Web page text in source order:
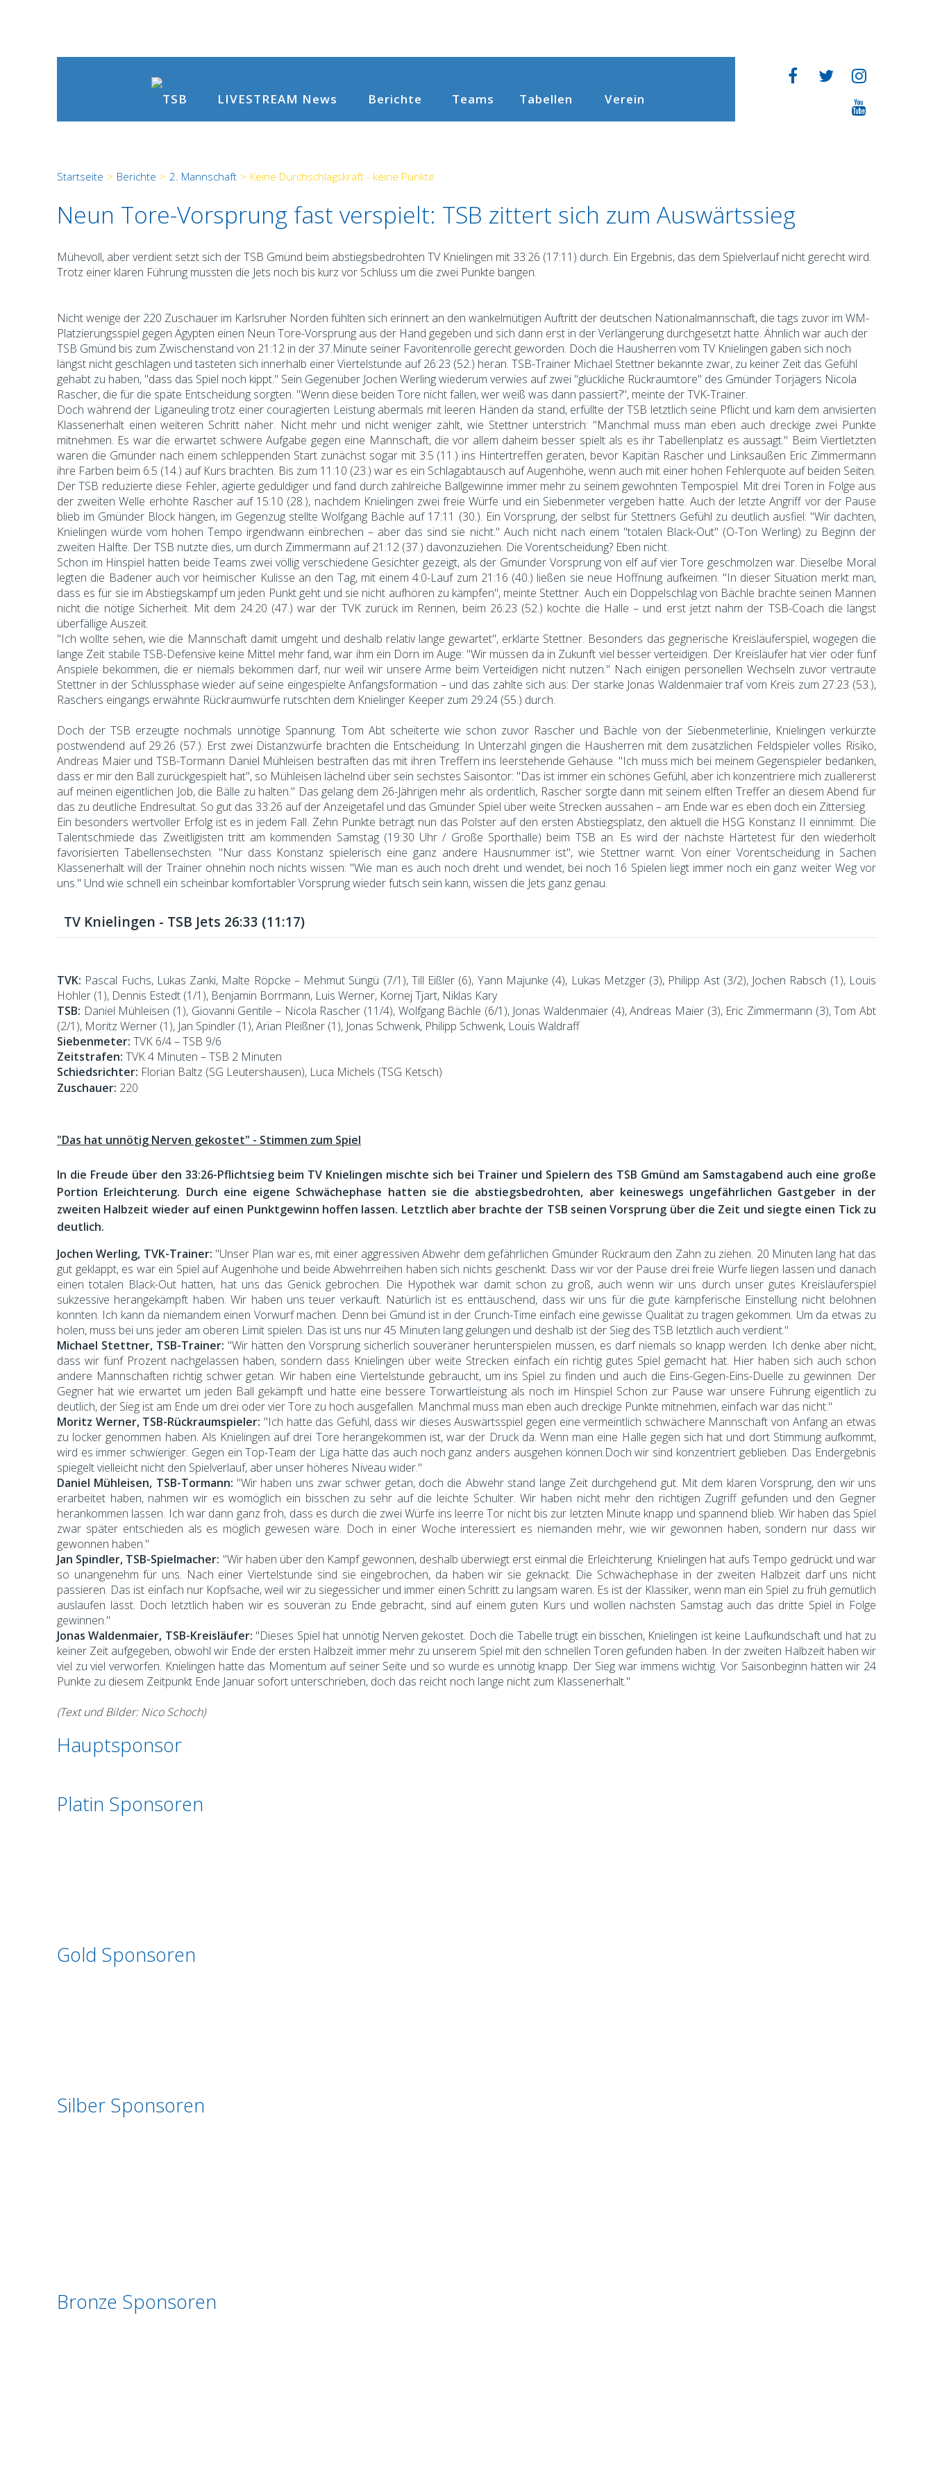
LIVESTREAM News Berichte Teams Tabellen Verein
Startseite > Berichte > 2. Mannschaft > Keine Durchschlagskraft - keine Punkte
Neun Tore-Vorsprung fast verspielt: TSB zittert sich zum Auswärtssieg
Mühevoll, aber verdient setzt sich der TSB Gmünd beim abstiegsbedrohten TV Knielingen mit 33:26 (17:11) durch. Ein Ergebnis, das dem Spielverlauf nicht gerecht wird.
Trotz einer klaren Führung mussten die Jets noch bis kurz vor Schluss um die zwei Punkte bangen.
Nicht wenige der 220 Zuschauer im Karlsruher Norden fühlten sich erinnert an den wankelmütigen Auftritt der deutschen Nationalmannschaft, die tags zuvor im WM-
Platzierungsspiel gegen Ägypten einen Neun Tore-Vorsprung aus der Hand gegeben und sich dann erst in der Verlängerung durchgesetzt hatte. Ähnlich war auch der
TSB Gmünd bis zum Zwischenstand von 21:12 in der 37.Minute seiner Favoritenrolle gerecht geworden. Doch die Hausherren vom TV Knielingen gaben sich noch
längst nicht geschlagen und tasteten sich innerhalb einer Viertelstunde auf 26:23 (52.) heran. TSB-Trainer Michael Stettner bekannte zwar, zu keiner Zeit das Gefühl
gehabt zu haben, "dass das Spiel noch kippt." Sein Gegenüber Jochen Werling wiederum verwies auf zwei "glückliche Rückraumtore" des Gmünder Torjägers Nicola
Rascher, die für die späte Entscheidung sorgten. "Wenn diese beiden Tore nicht fallen, wer weiß was dann passiert?", meinte der TVK-Trainer.
Doch während der Liganeuling trotz einer couragierten Leistung abermals mit leeren Händen da stand, erfüllte der TSB letztlich seine Pflicht und kam dem anvisierten
Klassenerhalt einen weiteren Schritt näher. Nicht mehr und nicht weniger zählt, wie Stettner unterstrich: "Manchmal muss man eben auch dreckige zwei Punkte
mitnehmen. Es war die erwartet schwere Aufgabe gegen eine Mannschaft, die vor allem daheim besser spielt als es ihr Tabellenplatz es aussagt." Beim Viertletzten
waren die Gmünder nach einem schleppenden Start zunächst sogar mit 3:5 (11.) ins Hintertreffen geraten, bevor Kapitän Rascher und Linksaußen Eric Zimmermann
ihre Farben beim 6:5 (14.) auf Kurs brachten. Bis zum 11:10 (23.) war es ein Schlagabtausch auf Augenhöhe, wenn auch mit einer hohen Fehlerquote auf beiden Seiten.
Der TSB reduzierte diese Fehler, agierte geduldiger und fand durch zahlreiche Ballgewinne immer mehr zu seinem gewohnten Tempospiel. Mit drei Toren in Folge aus
der zweiten Welle erhöhte Rascher auf 15:10 (28.), nachdem Knielingen zwei freie Würfe und ein Siebenmeter vergeben hatte. Auch der letzte Angriff vor der Pause
blieb im Gmünder Block hängen, im Gegenzug stellte Wolfgang Bächle auf 17:11 (30.). Ein Vorsprung, der selbst für Stettners Gefühl zu deutlich ausfiel: "Wir dachten,
Knielingen würde vom hohen Tempo irgendwann einbrechen – aber das sind sie nicht." Auch nicht nach einem "totalen Black-Out" (O-Ton Werling) zu Beginn der
zweiten Hälfte. Der TSB nutzte dies, um durch Zimmermann auf 21:12 (37.) davonzuziehen. Die Vorentscheidung? Eben nicht.
Schon im Hinspiel hatten beide Teams zwei völlig verschiedene Gesichter gezeigt, als der Gmünder Vorsprung von elf auf vier Tore geschmolzen war. Dieselbe Moral
legten die Badener auch vor heimischer Kulisse an den Tag, mit einem 4:0-Lauf zum 21:16 (40.) ließen sie neue Hoffnung aufkeimen. "In dieser Situation merkt man,
dass es für sie im Abstiegskampf um jeden Punkt geht und sie nicht aufhören zu kämpfen", meinte Stettner. Auch ein Doppelschlag von Bächle brachte seinen Mannen
nicht die nötige Sicherheit. Mit dem 24:20 (47.) war der TVK zurück im Rennen, beim 26:23 (52.) kochte die Halle – und erst jetzt nahm der TSB-Coach die längst
überfällige Auszeit.
"Ich wollte sehen, wie die Mannschaft damit umgeht und deshalb relativ lange gewartet", erklärte Stettner. Besonders das gegnerische Kreisläuferspiel, wogegen die
lange Zeit stabile TSB-Defensive keine Mittel mehr fand, war ihm ein Dorn im Auge: "Wir müssen da in Zukunft viel besser verteidigen. Der Kreisläufer hat vier oder fünf
Anspiele bekommen, die er niemals bekommen darf, nur weil wir unsere Arme beim Verteidigen nicht nutzen." Nach einigen personellen Wechseln zuvor vertraute
Stettner in der Schlussphase wieder auf seine eingespielte Anfangsformation – und das zahlte sich aus: Der starke Jonas Waldenmaier traf vom Kreis zum 27:23 (53.),
Raschers eingangs erwähnte Rückraumwürfe rutschten dem Knielinger Keeper zum 29:24 (55.) durch.
Doch der TSB erzeugte nochmals unnötige Spannung. Tom Abt scheiterte wie schon zuvor Rascher und Bächle von der Siebenmeterlinie, Knielingen verkürzte
postwendend auf 29:26 (57.). Erst zwei Distanzwürfe brachten die Entscheidung: In Unterzahl gingen die Hausherren mit dem zusätzlichen Feldspieler volles Risiko,
Andreas Maier und TSB-Tormann Daniel Mühleisen bestraften das mit ihren Treffern ins leerstehende Gehäuse. "Ich muss mich bei meinem Gegenspieler bedanken,
dass er mir den Ball zurückgespielt hat", so Mühleisen lächelnd über sein sechstes Saisontor: "Das ist immer ein schönes Gefühl, aber ich konzentriere mich zuallererst
auf meinen eigentlichen Job, die Bälle zu halten." Das gelang dem 26-Jährigen mehr als ordentlich, Rascher sorgte dann mit seinem elften Treffer an diesem Abend für
das zu deutliche Endresultat. So gut das 33:26 auf der Anzeigetafel und das Gmünder Spiel über weite Strecken aussahen – am Ende war es eben doch ein Zittersieg.
Ein besonders wertvoller Erfolg ist es in jedem Fall. Zehn Punkte beträgt nun das Polster auf den ersten Abstiegsplatz, den aktuell die HSG Konstanz II einnimmt. Die
Talentschmiede das Zweitligisten tritt am kommenden Samstag (19:30 Uhr / Große Sporthalle) beim TSB an. Es wird der nächste Härtetest für den wiederholt
favorisierten Tabellensechsten. "Nur dass Konstanz spielerisch eine ganz andere Hausnummer ist", wie Stettner warnt. Von einer Vorentscheidung in Sachen
Klassenerhalt will der Trainer ohnehin noch nichts wissen: "Wie man es auch noch dreht und wendet, bei noch 16 Spielen liegt immer noch ein ganz weiter Weg vor
uns." Und wie schnell ein scheinbar komfortabler Vorsprung wieder futsch sein kann, wissen die Jets ganz genau.
TV Knielingen - TSB Jets 26:33 (11:17)
TVK: Pascal Fuchs, Lukas Zanki, Malte Röpcke – Mehmut Süngü (7/1), Till Eißler (6), Yann Majunke (4), Lukas Metzger (3), Philipp Ast (3/2), Jochen Rabsch (1), Louis
Hohler (1), Dennis Estedt (1/1), Benjamin Borrmann, Luis Werner, Kornej Tjart, Niklas Kary
TSB: Daniel Mühleisen (1), Giovanni Gentile – Nicola Rascher (11/4), Wolfgang Bächle (6/1), Jonas Waldenmaier (4), Andreas Maier (3), Eric Zimmermann (3), Tom Abt
(2/1), Moritz Werner (1), Jan Spindler (1), Arian Pleißner (1), Jonas Schwenk, Philipp Schwenk, Louis Waldraff
Siebenmeter: TVK 6/4 – TSB 9/6
Zeitstrafen: TVK 4 Minuten – TSB 2 Minuten
Schiedsrichter: Florian Baltz (SG Leutershausen), Luca Michels (TSG Ketsch)
Zuschauer: 220
"Das hat unnötig Nerven gekostet" - Stimmen zum Spiel
In die Freude über den 33:26-Pflichtsieg beim TV Knielingen mischte sich bei Trainer und Spielern des TSB Gmünd am Samstagabend auch eine große
Portion Erleichterung. Durch eine eigene Schwächephase hatten sie die abstiegsbedrohten, aber keineswegs ungefährlichen Gastgeber in der
zweiten Halbzeit wieder auf einen Punktgewinn hoffen lassen. Letztlich aber brachte der TSB seinen Vorsprung über die Zeit und siegte einen Tick zu
deutlich.
Jochen Werling, TVK-Trainer: "Unser Plan war es, mit einer aggressiven Abwehr dem gefährlichen Gmünder Rückraum den Zahn zu ziehen. 20 Minuten lang hat das
gut geklappt, es war ein Spiel auf Augenhöhe und beide Abwehrreihen haben sich nichts geschenkt. Dass wir vor der Pause drei freie Würfe liegen lassen und danach
einen totalen Black-Out hatten, hat uns das Genick gebrochen. Die Hypothek war damit schon zu groß, auch wenn wir uns durch unser gutes Kreisläuferspiel
sukzessive herangekämpft haben. Wir haben uns teuer verkauft. Natürlich ist es enttäuschend, dass wir uns für die gute kämpferische Einstellung nicht belohnen
konnten. Ich kann da niemandem einen Vorwurf machen. Denn bei Gmünd ist in der Crunch-Time einfach eine gewisse Qualität zu tragen gekommen. Um da etwas zu
holen, muss bei uns jeder am oberen Limit spielen. Das ist uns nur 45 Minuten lang gelungen und deshalb ist der Sieg des TSB letztlich auch verdient."
Michael Stettner, TSB-Trainer: "Wir hätten den Vorsprung sicherlich souveräner herunterspielen müssen, es darf niemals so knapp werden. Ich denke aber nicht,
dass wir fünf Prozent nachgelassen haben, sondern dass Knielingen über weite Strecken einfach ein richtig gutes Spiel gemacht hat. Hier haben sich auch schon
andere Mannschaften richtig schwer getan. Wir haben eine Viertelstunde gebraucht, um ins Spiel zu finden und auch die Eins-Gegen-Eins-Duelle zu gewinnen. Der
Gegner hat wie erwartet um jeden Ball gekämpft und hatte eine bessere Torwartleistung als noch im Hinspiel Schon zur Pause war unsere Führung eigentlich zu
deutlich, der Sieg ist am Ende um drei oder vier Tore zu hoch ausgefallen. Manchmal muss man eben auch dreckige Punkte mitnehmen, einfach war das nicht."
Moritz Werner, TSB-Rückraumspieler: "Ich hatte das Gefühl, dass wir dieses Auswärtsspiel gegen eine vermeintlich schwächere Mannschaft von Anfang an etwas
zu locker genommen haben. Als Knielingen auf drei Tore herangekommen ist, war der Druck da. Wenn man eine Halle gegen sich hat und dort Stimmung aufkommt,
wird es immer schwieriger. Gegen ein Top-Team der Liga hätte das auch noch ganz anders ausgehen können.Doch wir sind konzentriert geblieben. Das Endergebnis
spiegelt vielleicht nicht den Spielverlauf, aber unser höheres Niveau wider."
Daniel Mühleisen, TSB-Tormann: "Wir haben uns zwar schwer getan, doch die Abwehr stand lange Zeit durchgehend gut. Mit dem klaren Vorsprung, den wir uns
erarbeitet haben, nahmen wir es womöglich ein bisschen zu sehr auf die leichte Schulter. Wir haben nicht mehr den richtigen Zugriff gefunden und den Gegner
herankommen lassen. Ich war dann ganz froh, dass es durch die zwei Würfe ins leerre Tor nicht bis zur letzten Minute knapp und spannend blieb. Wir haben das Spiel
zwar später entschieden als es möglich gewesen wäre. Doch in einer Woche interessiert es niemanden mehr, wie wir gewonnen haben, sondern nur dass wir
gewonnen haben."
Jan Spindler, TSB-Spielmacher: "Wir haben über den Kampf gewonnen, deshalb überwiegt erst einmal die Erleichterung. Knielingen hat aufs Tempo gedrückt und war
so unangenehm für uns. Nach einer Viertelstunde sind sie eingebrochen, da haben wir sie geknackt. Die Schwächephase in der zweiten Halbzeit darf uns nicht
passieren. Das ist einfach nur Kopfsache, weil wir zu siegessicher und immer einen Schritt zu langsam waren. Es ist der Klassiker, wenn man ein Spiel zu früh gemütlich
auslaufen lässt. Doch letztlich haben wir es souverän zu Ende gebracht, sind auf einem guten Kurs und wollen nächsten Samstag auch das dritte Spiel in Folge
gewinnen."
Jonas Waldenmaier, TSB-Kreisläufer: "Dieses Spiel hat unnötig Nerven gekostet. Doch die Tabelle trügt ein bisschen, Knielingen ist keine Laufkundschaft und hat zu
keiner Zeit aufgegeben, obwohl wir Ende der ersten Halbzeit immer mehr zu unserem Spiel mit den schnellen Toren gefunden haben. In der zweiten Halbzeit haben wir
viel zu viel verworfen. Knielingen hatte das Momentum auf seiner Seite und so wurde es unnötig knapp. Der Sieg war immens wichtig. Vor Saisonbeginn hätten wir 24
Punkte zu diesem Zeitpunkt Ende Januar sofort unterschrieben, doch das reicht noch lange nicht zum Klassenerhalt."
(Text und Bilder: Nico Schoch)
Hauptsponsor
Platin Sponsoren
Gold Sponsoren
Silber Sponsoren
Bronze Sponsoren